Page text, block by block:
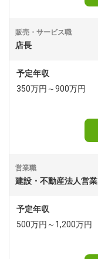
販売・サービス職
店長
予定年収
350万円～900万円
営業職
建設・不動産法人営業
予定年収
500万円～1,200万円